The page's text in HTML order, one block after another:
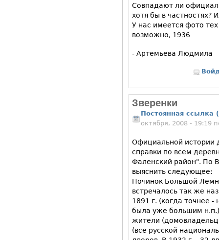
Совпадают ли
хотя бы в частностях?
У нас имеется фото
возможно, 1936
- Артемьева Людмила
Зверенки
Постоянная ссылка
октября, 2008 - 19:19
Официальной истории
справки по всем
Фаленский район". По
выяснить следующее:
Починок Большой
встречалось так же
1891 г. (когда точнее -
была уже большим
жители
(все русской